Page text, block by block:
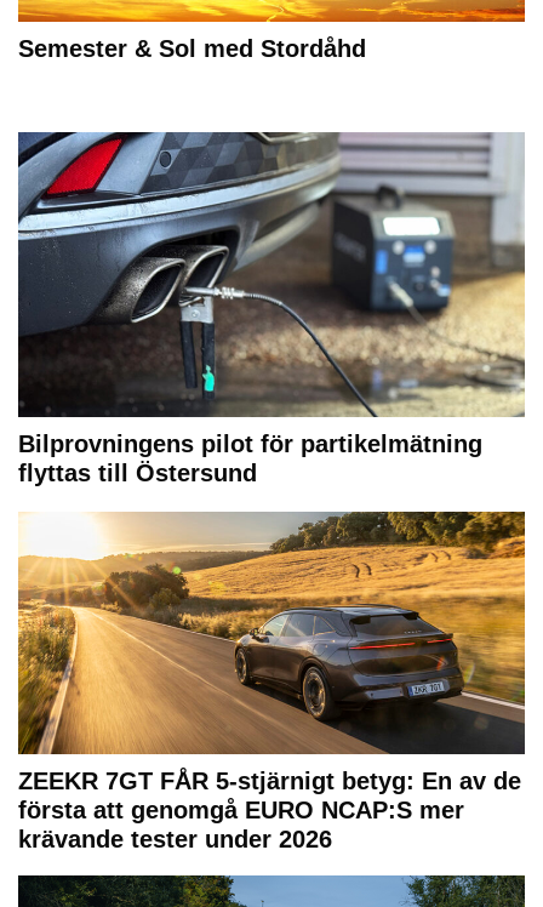
Semester & Sol med Stordåhd
Bilprovningens pilot för partikelmätning
flyttas till Östersund
ZEEKR 7GT FÅR 5-stjärnigt betyg: En av de
första att genomgå EURO NCAP:S mer
krävande tester under 2026